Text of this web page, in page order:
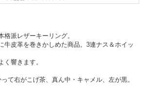
派レザーキーリング。
牛皮革を巻きかしめた商品。3連ナス＆ホイッ
響きます。
て右がこげ茶、真ん中・キャメル、左が黒。